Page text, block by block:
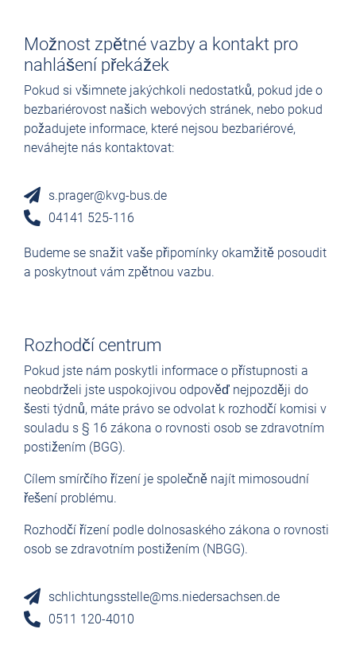
Možnost zpětné vazby a kontakt pro
nahlášení překážek
Pokud si všimnete jakýchkoli nedostatků, pokud jde o
bezbariérovost našich webových stránek, nebo pokud
požadujete informace, které nejsou bezbariérové,
neváhejte nás kontaktovat:
s.prager@kvg-bus.de
04141 525-116
Budeme se snažit vaše připomínky okamžitě posoudit
a poskytnout vám zpětnou vazbu.
Rozhodčí centrum
Pokud jste nám poskytli informace o přístupnosti a
neobdrželi jste uspokojivou odpověď nejpozději do
šesti týdnů, máte právo se odvolat k rozhodčí komisi v
souladu s § 16 zákona o rovnosti osob se zdravotním
postižením (BGG).
Cílem smírčího řízení je společně najít mimosoudní
řešení problému.
Rozhodčí řízení podle dolnosaského zákona o rovnosti
osob se zdravotním postižením (NBGG).
schlichtungsstelle@ms.niedersachsen.de
0511 120-4010